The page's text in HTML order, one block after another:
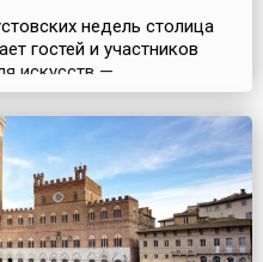
недель столица
гостей и участников
искусств —
«Фриндж» (англ.
неофициальной и
Эдинбургского
на
представлений и